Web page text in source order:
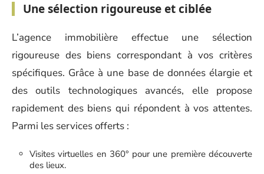
Une sélection rigoureuse et ciblée
L’agence immobilière effectue une sélection
rigoureuse des biens correspondant à vos critères
spécifiques. Grâce à une base de données élargie et
des outils technologiques avancés, elle propose
rapidement des biens qui répondent à vos attentes.
Parmi les services offerts :
Visites virtuelles en 360° pour une première découverte
des lieux.